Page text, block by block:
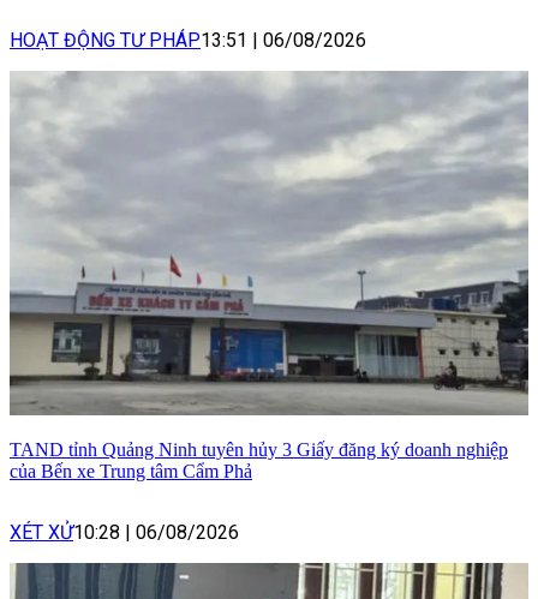
HOẠT ĐỘNG TƯ PHÁP13:51 06/08/2026
TAND tỉnh Quảng Ninh tuyên hủy 3 Giấy đăng ký doanh nghiệp
của Bến xe Trung tâm Cẩm Phả
XÉT XỬ10:28 06/08/2026